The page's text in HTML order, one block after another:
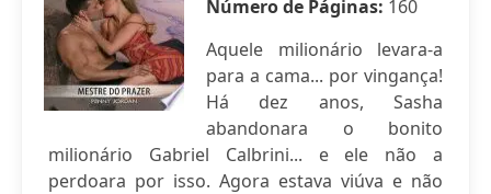
Número de Páginas: 160
Aquele milionário levara-a
para a cama... por vingança!
Há dez anos, Sasha
abandonara o bonito
milionário Gabriel Calbrini... e ele não a
perdoara por isso. Agora estava viúva e não